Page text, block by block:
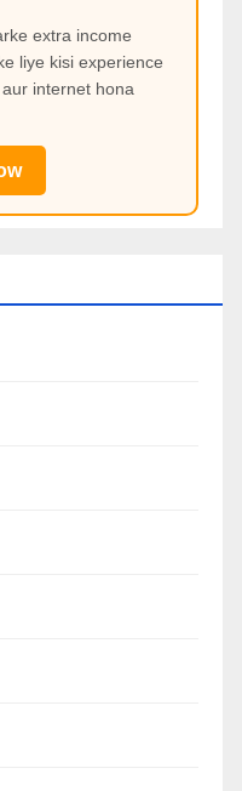
extra income
liye kisi experience
internet hona